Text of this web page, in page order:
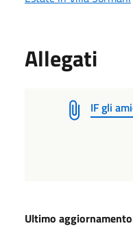
Allegati
IF gli
Ultimo aggiornamento